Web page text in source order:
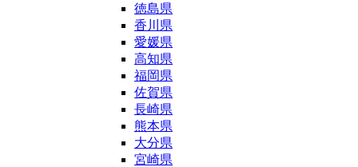
徳島県
香川県
愛媛県
高知県
福岡県
佐賀県
長崎県
熊本県
大分県
宮崎県